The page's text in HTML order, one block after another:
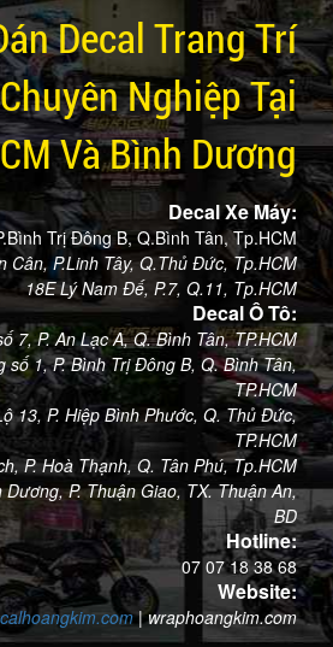
Decal Trang Trí
Nghiệp Tại
Và Bình Dương
Decal Xe Máy:
Trị Đông B, Q.Bình Tân, Tp.HCM
Cân, P.Linh Tây, Q.Thủ Đức, Tp.HCM
18E Lý Nam Đế, P.7, Q.11, Tp.HCM
Decal Ô Tô:
7, P. An Lạc A, Q. Bình Tân, TP.HCM
số 1, P. Bình Trị Đông B, Q. Bình Tân,
TP.HCM
13, P. Hiệp Bình Phước, Q. Thủ Đức,
TP.HCM
P. Hoà Thạnh, Q. Tân Phú, Tp.HCM
P. Thuận Giao, TX. Thuận An,
BD
Hotline:
07 07 18 38 68
Website:
|wraphoangkim.com